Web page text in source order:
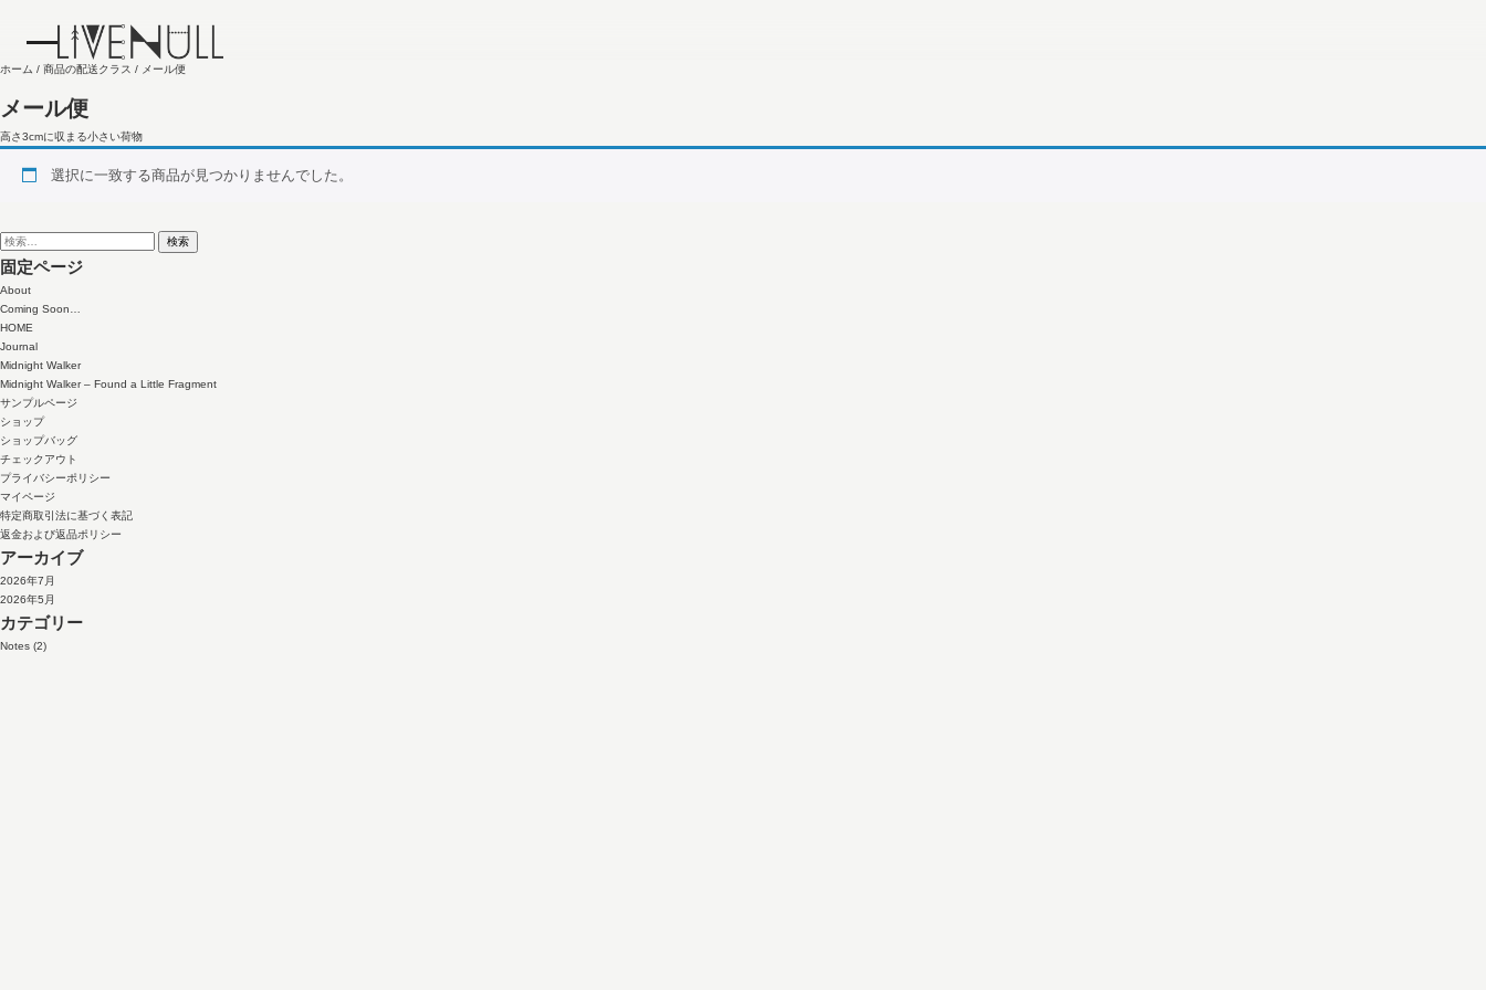
ホーム / 商品の配送クラス / メール便
メール便
高さ3cmに収まる小さい荷物
選択に一致する商品が見つかりませんでした。
検
索:
固定ページ
About
Coming Soon…
HOME
Journal
Midnight Walker
Midnight Walker – Found a Little Fragment
サンプルページ
ショップ
ショップバッグ
チェックアウト
プライバシーポリシー
マイページ
特定商取引法に基づく表記
返金および返品ポリシー
アーカイブ
2026年7月
2026年5月
カテゴリー
Notes (2)